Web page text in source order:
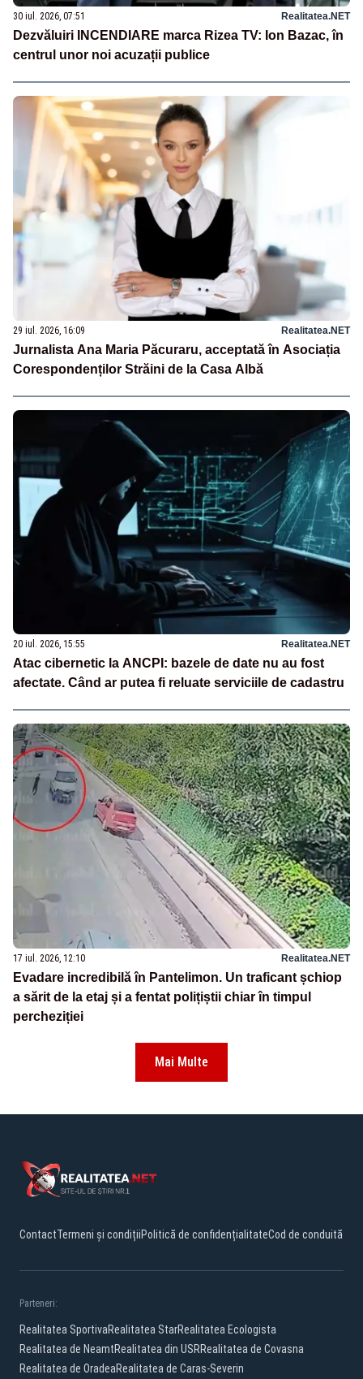
30 iul. 2026, 07:51 Realitatea.NET
Dezvăluiri INCENDIARE marca Rizea TV: Ion Bazac, în
centrul unor noi acuzații publice
29 iul. 2026, 16:09 Realitatea.NET
Jurnalista Ana Maria Păcuraru, acceptată în Asociația
Corespondenților Străini de la Casa Albă
20 iul. 2026, 15:55 Realitatea.NET
Atac cibernetic la ANCPI: bazele de date nu au fost
afectate. Când ar putea fi reluate serviciile de cadastru
17 iul. 2026, 12:10 Realitatea.NET
Evadare incredibilă în Pantelimon. Un traficant șchiop
a sărit de la etaj și a fentat polițiștii chiar în timpul
percheziției
Mai Multe
ContactTermeni și condițiiPolitică de confidențialitateCod de conduită
Parteneri:
Realitatea SportivaRealitatea StarRealitatea Ecologista
Realitatea de NeamtRealitatea din USRRealitatea de Covasna
Realitatea de OradeaRealitatea de Caras-Severin